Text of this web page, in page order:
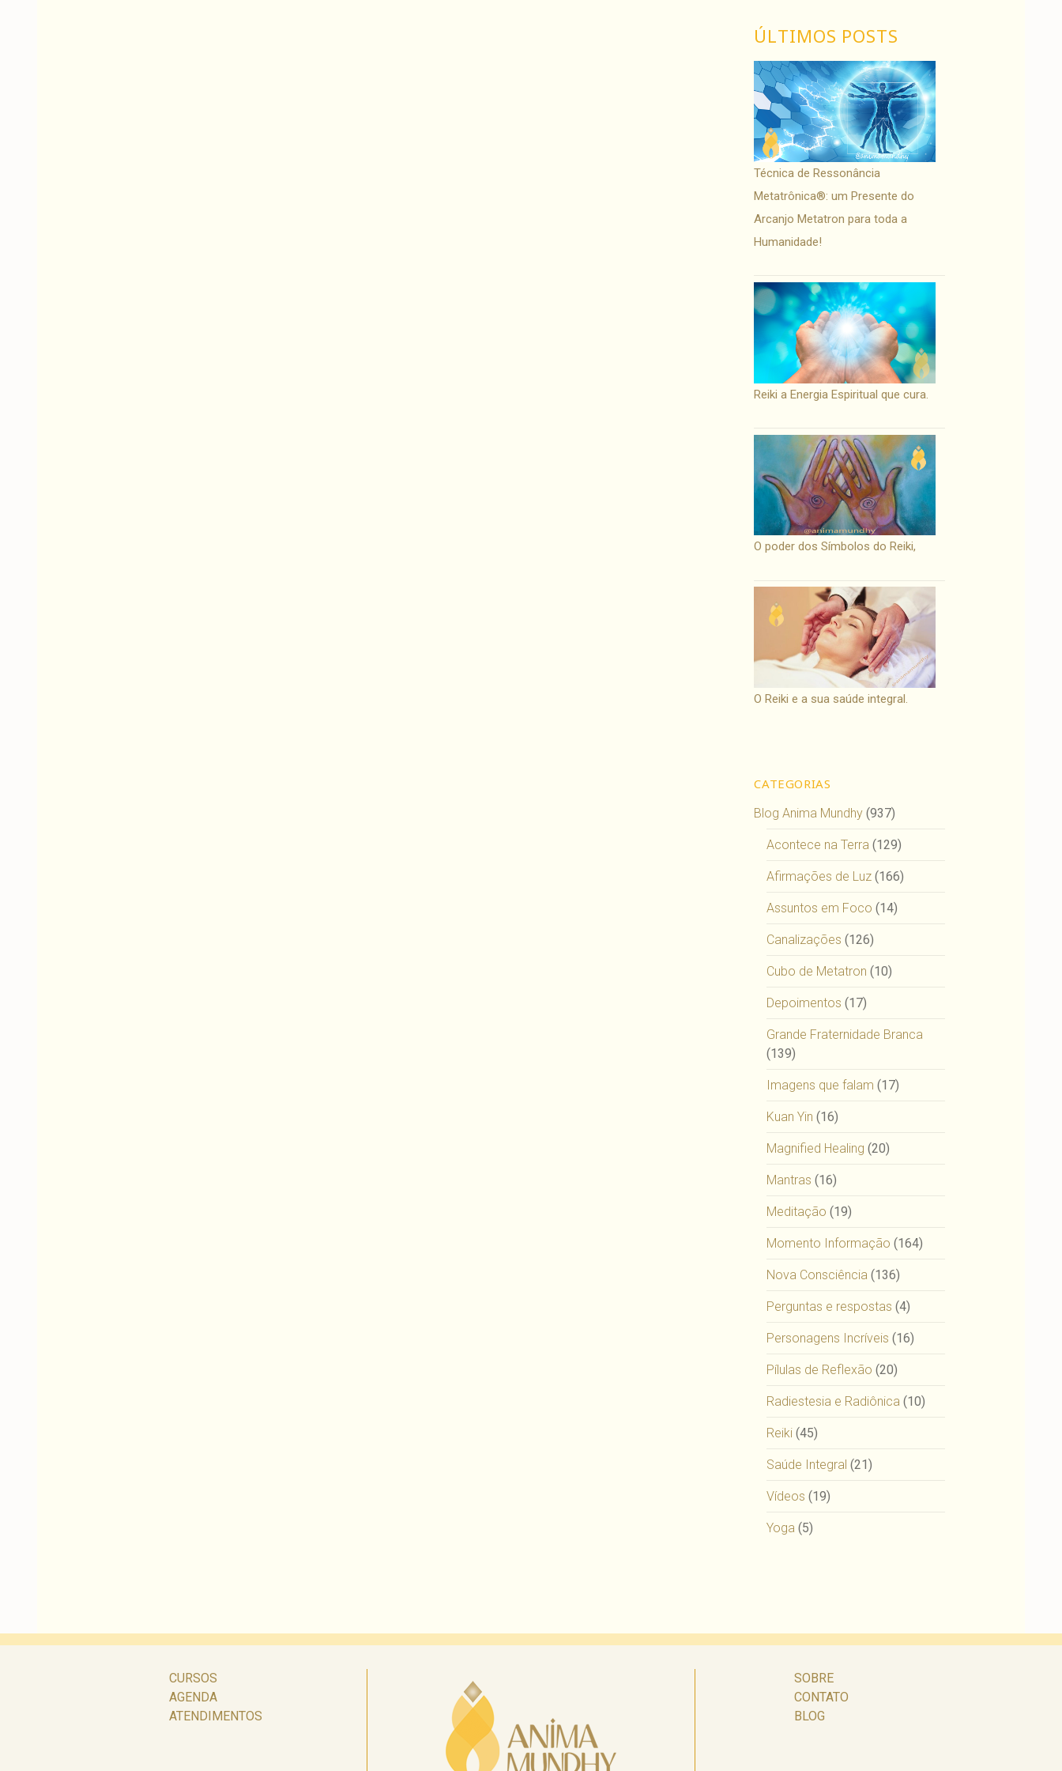
ÚLTIMOS POSTS
Técnica de Ressonância
Metatrônica®: um Presente do
Arcanjo Metatron para toda a
Humanidade!
Reiki a Energia Espiritual que cura.
O poder dos Símbolos do Reiki,
O Reiki e a sua saúde integral.
CATEGORIAS
Blog Anima Mundhy (937)
Acontece na Terra (129)
Afirmações de Luz (166)
Assuntos em Foco (14)
Canalizações (126)
Cubo de Metatron (10)
Depoimentos (17)
Grande Fraternidade Branca
(139)
Imagens que falam (17)
Kuan Yin (16)
Magnified Healing (20)
Mantras (16)
Meditação (19)
Momento Informação (164)
Nova Consciência (136)
Perguntas e respostas (4)
Personagens Incríveis (16)
Pílulas de Reflexão (20)
Radiestesia e Radiônica (10)
Reiki (45)
Saúde Integral (21)
Vídeos (19)
Yoga (5)
CURSOS
AGENDA
ATENDIMENTOS
SOBRE
CONTATO
BLOG